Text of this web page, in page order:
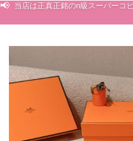
ザ
ン
オ
yoyocopys@gmail.com
📢 2026春の新作続々更新中！期間
📢 当店は正真正銘のn級スーパー
📢 2026春の新作続々更新中！期間
新作入荷！ルイ・ヴィトンスー